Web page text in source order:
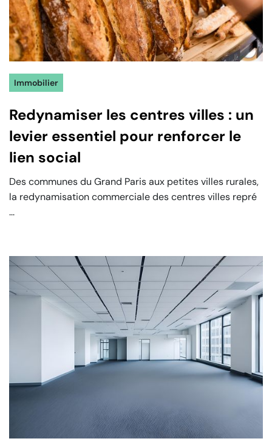
Immobilier
Redynamiser les centres villes : un
levier essentiel pour renforcer le
lien social
Des communes du Grand Paris aux petites villes rurales,
la redynamisation commerciale des centres villes repré
...